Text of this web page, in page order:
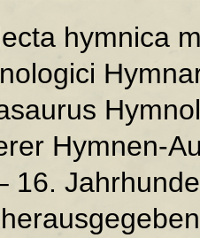
hymnica
Hymnen-
16.